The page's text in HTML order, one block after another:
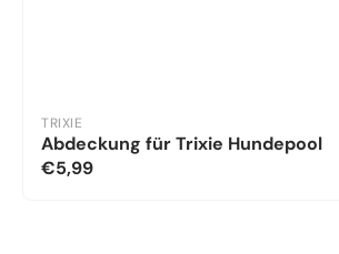
TRIXIE
Abdeckung für Trixie Hundepool
€5,99